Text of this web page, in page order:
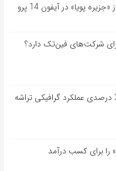
اپل ظاهرا در لحظه آخر تصمیم به استفاده از «جزیره پویا» در آیفون 14 پرو
بنچمارک آنتوتو از افزایش 28 درصدی عملکرد گرافیکی تراشه
اینستاگرام ابزار جدید «Gifts» را برای کسب درآمد